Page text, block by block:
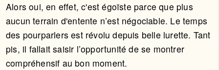
Alors oui, en effet, c'est égoïste parce que plus
aucun terrain d'entente n’est négociable. Le temps
des pourparlers est révolu depuis belle lurette. Tant
pis, il fallait saisir l’opportunité de se montrer
compréhensif au bon moment.